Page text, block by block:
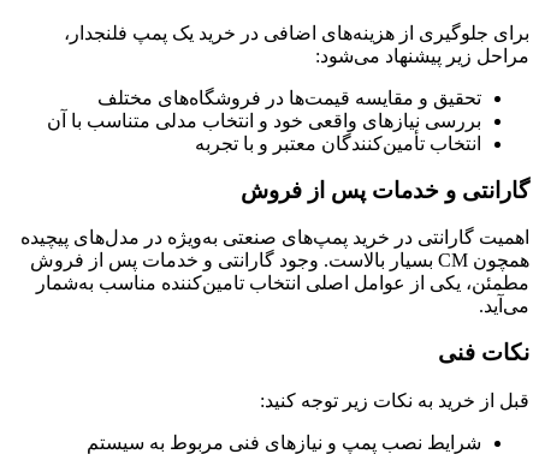
برای جلوگیری از هزینه‌های اضافی در خرید یک پمپ فلنجدار،
مراحل زیر پیشنهاد می‌شود:
تحقیق و مقایسه قیمت‌ها در فروشگاه‌های مختلف
بررسی نیازهای واقعی خود و انتخاب مدلی متناسب با آن
انتخاب تأمین‌کنندگان معتبر و با تجربه
گارانتی و خدمات پس از فروش
اهمیت گارانتی در خرید پمپ‌های صنعتی به‌ویژه در مدل‌های پیچیده
همچون CM بسیار بالاست. وجود گارانتی و خدمات پس از فروش
مطمئن، یکی از عوامل اصلی انتخاب تامین‌کننده مناسب به‌شمار
می‌آید.
نکات فنی
قبل از خرید به نکات زیر توجه کنید:
شرایط نصب پمپ و نیازهای فنی مربوط به سیستم